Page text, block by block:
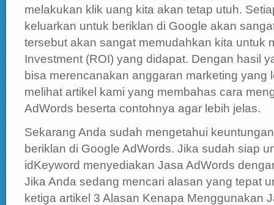
melakukan klik uang kita akan tetap utuh.
keluarkan untuk beriklan di Google akan
tersebut akan sangat memudahkan kita untuk
Investment (ROI) yang didapat. Dengan hasil
bisa merencanakan anggaran marketing yang
melihat artikel kami yang membahas cara
AdWords beserta contohnya agar lebih jelas.
Sekarang Anda sudah mengetahui
beriklan di Google AdWords. Jika sudah siap
idKeyword menyediakan Jasa AdWords
Jika Anda sedang mencari alasan yang tepat
ketiga artikel 3 Alasan Kenapa Menggunakan